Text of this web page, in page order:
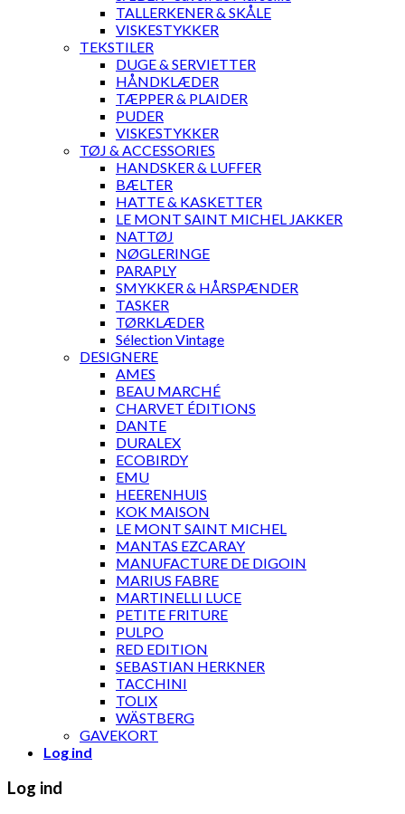
TALLERKENER & SKÅLE
VISKESTYKKER
TEKSTILER
DUGE & SERVIETTER
HÅNDKLÆDER
TÆPPER & PLAIDER
PUDER
VISKESTYKKER
TØJ & ACCESSORIES
HANDSKER & LUFFER
BÆLTER
HATTE & KASKETTER
LE MONT SAINT MICHEL JAKKER
NATTØJ
NØGLERINGE
PARAPLY
SMYKKER & HÅRSPÆNDER
TASKER
TØRKLÆDER
Sélection Vintage
DESIGNERE
AMES
BEAU MARCHÉ
CHARVET ÉDITIONS
DANTE
DURALEX
ECOBIRDY
EMU
HEERENHUIS
KOK MAISON
LE MONT SAINT MICHEL
MANTAS EZCARAY
MANUFACTURE DE DIGOIN
MARIUS FABRE
MARTINELLI LUCE
PETITE FRITURE
PULPO
RED EDITION
SEBASTIAN HERKNER
TACCHINI
TOLIX
WÄSTBERG
GAVEKORT
Log ind
Log ind